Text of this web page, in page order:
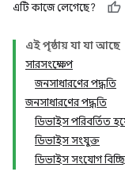
এটি কাজে লেগেছে?
এই পৃষ্ঠায় যা যা আছে
সারসংক্ষেপ
জনসাধারণের পদ্ধতি
জনসাধারণের পদ্ধতি
ডিভাইস পরিবর্তিত
ডিভাইস সংযুক্ত
ডিভাইস সংযোগ